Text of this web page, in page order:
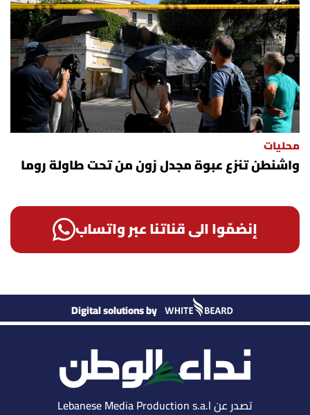
محليات
واشنطن تنزع عبوة مجدل زون من تحت طاولة روما
إنضمّوا الى قناتنا عبر واتساب
Digital solutions by
تصدر عن Lebanese Media Production s.a.l